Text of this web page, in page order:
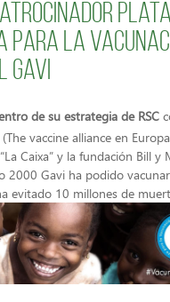
para la
de su estrategia de RSC
vaccine alliance en
Caixa” y la fundación Bill y
2000 Gavi ha podido
evitado 10 millones de